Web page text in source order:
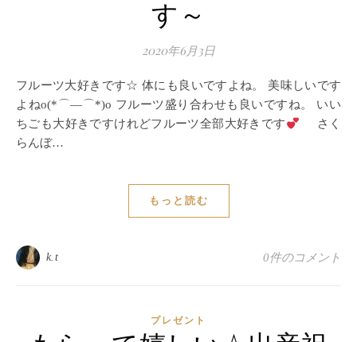
す～
2020年6月3日
フルーツ大好きです☆ 体にも良いですよね。 美味しいです
よねo(*⌒―⌒*)o フルーツ盛り合わせも良いですね。 いい
ちごも大好きですけれどフルーツ全部大好きです
さく
らんぼ…
もっと読む
k.t 0件のコメント
プレゼント